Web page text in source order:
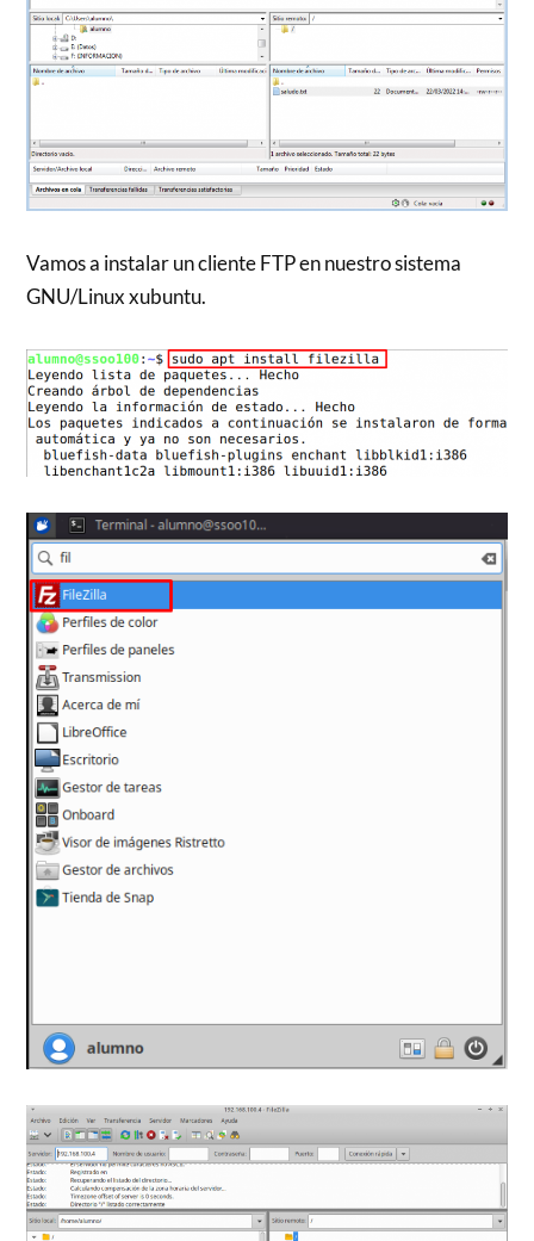
Vamos a instalar un cliente FTP en nuestro sistema
GNU/Linux xubuntu.